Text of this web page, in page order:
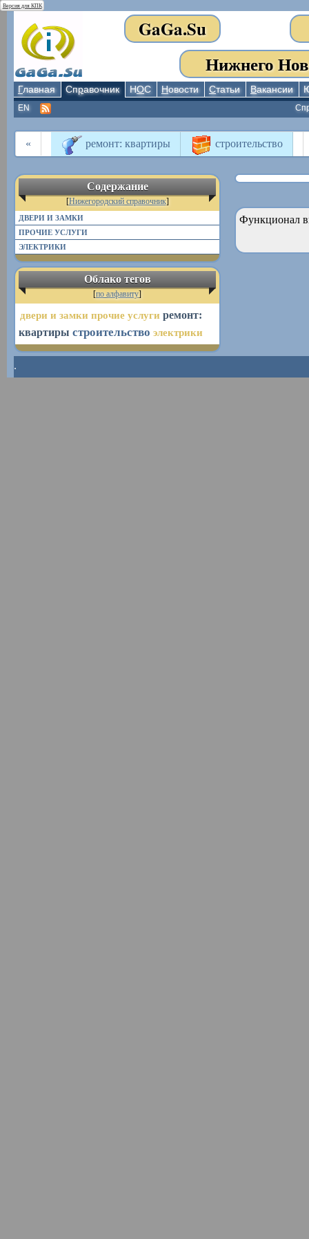
Версия для КПК
GaGa.Su
Нижнего
Главная Справочник НОС Новости Статьи Вакансии
EN
« ремонт: квартиры строительство
Содержание
[Нижегородский справочник]
ДВЕРИ И ЗАМКИ
ПРОЧИЕ УСЛУГИ
ЭЛЕКТРИКИ
Облако тегов
[по алфавиту]
двери и замки прочие услуги ремонт:
квартиры строительство электрики
Функционал
.